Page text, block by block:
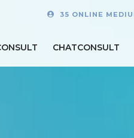
35 ONLINE
CHATCONSULT